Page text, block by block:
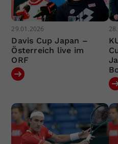
29.01.2026
Davis Cup Japan –
Österreich live im
ORF